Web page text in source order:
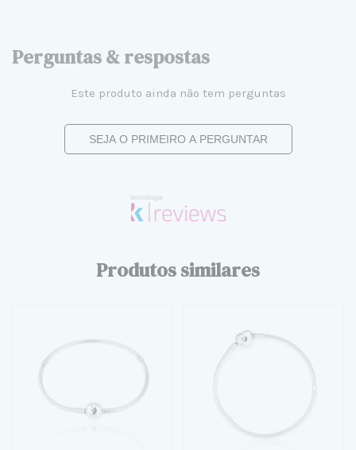
Perguntas & respostas
Este produto ainda não tem perguntas
SEJA O PRIMEIRO A PERGUNTAR
Produtos similares